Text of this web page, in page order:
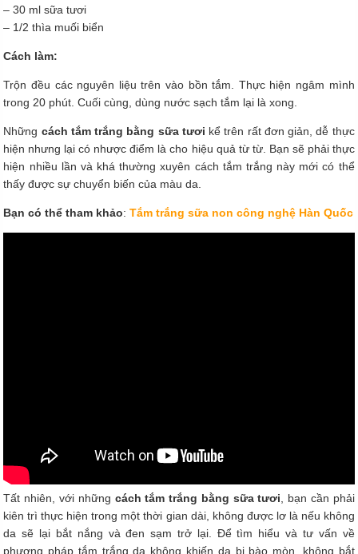
– 30 ml sữa tươi
– 1/2 thìa muối biển
Cách làm:
Trộn đều các nguyên liệu trên vào bồn tắm. Thực hiện ngâm mình
trong 20 phút. Cuối cùng, dùng nước sạch tắm lại là xong.
Những cách tắm trắng bằng sữa tươi kể trên rất đơn giản, dễ thực
hiện nhưng lại có nhược điểm là cho hiệu quả từ từ. Bạn sẽ phải thực
hiện nhiều lần và khá thường xuyên cách tắm trắng này mới có thể
thấy được sự chuyển biến của màu da.
Bạn có thể tham khảo:Tắm trắng sữa non công nghệ Hàn Quốc
Tất nhiên, với những cách tắm trắng bằng sữa tươi, bạn cần phải
kiên trì thực hiện trong một thời gian dài, không được lơ là nếu không
da sẽ lại bắt nắng và đen sạm trở lại. Để tìm hiểu và tư vấn về
phương pháp tắm trắng da không khiến da bị bào mòn, không bắt